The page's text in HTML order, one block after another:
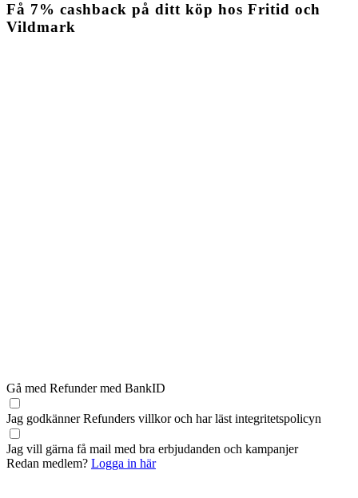
Få 7% cashback på ditt köp hos Fritid och
Vildmark
Gå med Refunder med BankID
Jag godkänner Refunders villkoroch har läst integritetspolicyn
Jag vill gärna få mail med bra erbjudanden och kampanjer
Redan medlem? Logga in här